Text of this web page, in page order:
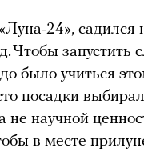
24»,
Чтобы
было учиться
посадки
не научной
в месте